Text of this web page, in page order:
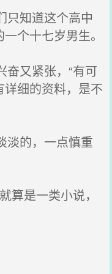
知道这个高中
个十七岁男生。
又紧张，“有可
细的资料，是不
的，一点慎重
算是一类小说，